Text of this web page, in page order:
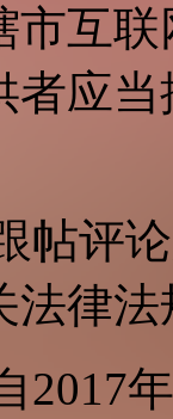
市互
者应
帖评
法律
2017